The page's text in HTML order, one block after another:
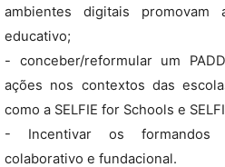
ambientes digitais promovam
educativo;
- conceber/reformular um
ações nos contextos das
como a SELFIE for Schools e
- Incentivar os formandos
colaborativo e fundacional.